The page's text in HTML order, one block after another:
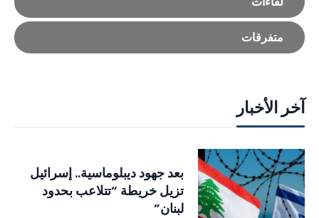
متفرقات
آخر الأخبار
بعد جهود ديبلوماسية.. إسرائيل
تزيل خريطة “تتلاعب بحدود
لبنان”